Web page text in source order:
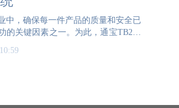
中，确保每一件产品的质量和安全已
的关键因素之一。为此，通宝TB222
工厂条码溯源系统，旨在帮助食品生
程追溯，提升品牌信誉，并保障消费